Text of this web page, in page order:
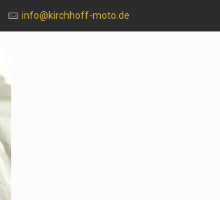
info@kirchhoff-moto.de